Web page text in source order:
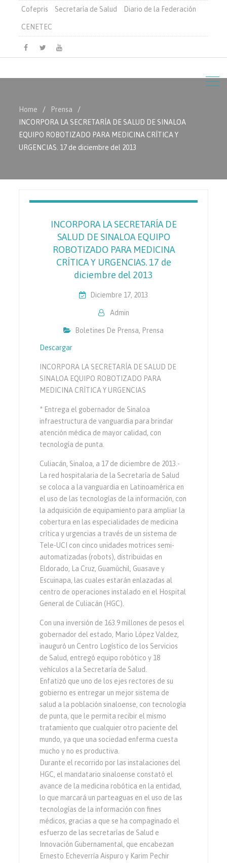
Cofepris Secretaría de Salud Diario de la Federación
CENETEC
Facebook
TwitterYoutube
Home
Prensa
INCORPORA LA SECRETARÍA DE SALUD DE SINALOA
EQUIPO ROBOTIZADO PARA MEDICINA CRÍTICA Y
URGENCIAS. 17 de diciembre del 2013
INCORPORA LA SECRETARÍA DE
SALUD DE SINALOA EQUIPO
ROBOTIZADO PARA MEDICINA
CRÍTICA Y URGENCIAS. 17 de
diciembre del 2013
Diciembre 17, 2013
Admin
Boletines De Prensa, Prensa
Descargar
INCORPORA LA SECRETARÍA DE SALUD DE
SINALOA EQUIPO ROBOTIZADO PARA
MEDICINA CRÍTICA Y URGENCIAS
* Entrega el gobernador de Sinaloa
infraestructura de vanguardia para brindar
atención médica de mayor calidad, con
tecnología de punta.
Culiacán, Sinaloa, a 17 de diciembre de 2013.-
La red hospitalaria de la Secretaría de Salud
se coloca a la vanguardia en Latinoamérica en
el uso de las tecnologías de la información, con
la adquisición de equipamiento para ampliar la
cobertura en las especialidades de medicina
crítica y urgencias a través de un sistema de
Tele-UCI con cinco unidades motrices semi-
automatizadas (robots), distribuidas en
Eldorado, La Cruz, Guamúchil, Guasave y
Escuinapa, las cuales estarán enlazadas al
centro de operaciones instalado en el Hospital
General de Culiacán (HGC).
Con una inversión de 163.9 millones de pesos el
gobernador del estado, Mario López Valdez,
inauguró un Centro Logístico de los Servicios
de Salud, entregó equipo robótico y 18
vehículos a la Secretaría de Salud.
Enfatizó que uno de los ejes rectores de su
gobierno es entregar un mejor sistema de
salud a la población sinaloense, con tecnología
de punta, que le permita recibir el mismo
tratamiento que cualquier otro paciente del
mundo, ya que una sociedad enferma cuesta
mucho y no es productiva.
Durante el recorrido por las instalaciones del
HGC, el mandatario sinaloense constató el
avance de la medicina robótica en la entidad,
lo que marcará un parteaguas en el uso de las
tecnologías de la información con fines
médicos, gracias a que se ha compaginado el
esfuerzo de las secretarías de Salud e
Innovación Gubernamental, que encabezan
Ernesto Echeverría Aispuro y Karim Pechir